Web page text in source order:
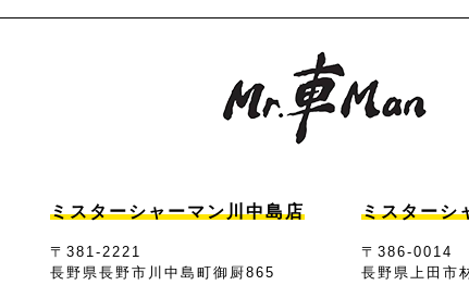
ミスターシャーマン川中島店
〒381-2221
長野県長野市川中島町御厨865
ミスターシ
〒386-0014
長野県上田市